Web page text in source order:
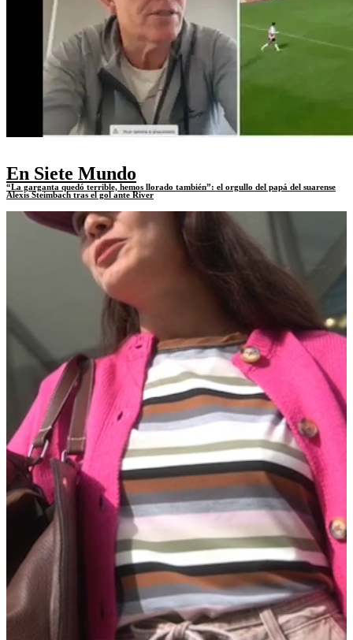
En Siete Mundo
“La garganta quedó terrible, hemos llorado también”: el orgullo del papá del suarense
Alexis Steimbach tras el gol ante River